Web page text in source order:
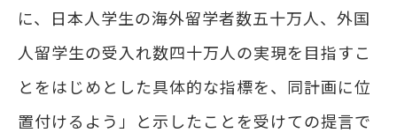
に、日本人学生の海外留学者数五十万人、外国
人留学生の受入れ数四十万人の実現を目指すこ
とをはじめとした具体的な指標を、同計画に位
置付けるよう」と示したことを受けての提言で